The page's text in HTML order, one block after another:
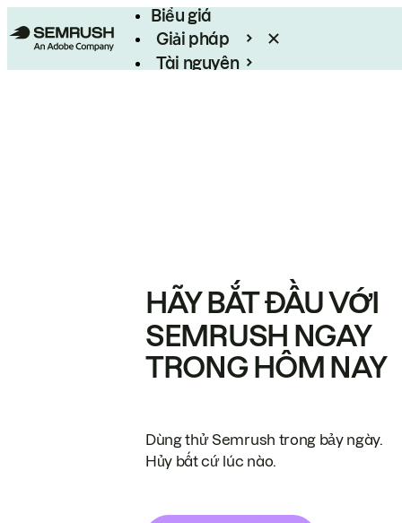
Biểu giá
Giải pháp
Tài nguyên
HÃY BẮT ĐẦU VỚI
SEMRUSH NGAY
TRONG HÔM NAY
Dùng thử Semrush trong bảy ngày.
Hủy bất cứ lúc nào.